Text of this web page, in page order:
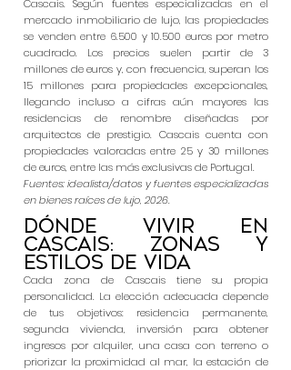
Cascais. Según fuentes especializadas en el
mercado inmobiliario de lujo, las propiedades
se venden entre 6.500 y 10.500 euros por metro
cuadrado. Los precios suelen partir de 3
millones de euros y, con frecuencia, superan los
15 millones para propiedades excepcionales,
llegando incluso a cifras aún mayores las
residencias de renombre diseñadas por
arquitectos de prestigio. Cascais cuenta con
propiedades valoradas entre 25 y 30 millones
de euros, entre las más exclusivas de Portugal.
Fuentes: idealista/datos y fuentes especializadas
en bienes raíces de lujo, 2026.
Dónde vivir en
Cascais: zonas y
estilos de vida
Cada zona de Cascais tiene su propia
personalidad. La elección adecuada depende
de tus objetivos: residencia permanente,
segunda vivienda, inversión para obtener
ingresos por alquiler, una casa con terreno o
priorizar la proximidad al mar, la estación de